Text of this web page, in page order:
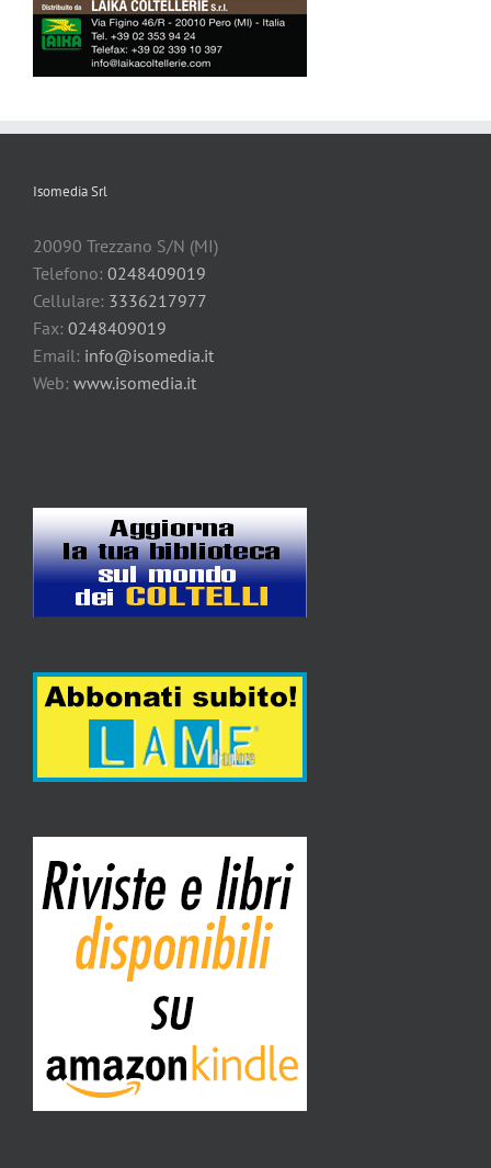
Isomedia Srl
20090 Trezzano S/N (MI)
Telefono: 0248409019
Cellulare: 3336217977
Fax: 0248409019
Email: info@isomedia.it
Web: www.isomedia.it